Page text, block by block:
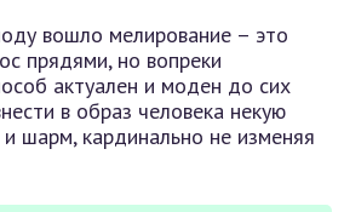
вошло мелирование – это
прядями, но вопреки
актуален и моден до сих
в образ человека некую
шарм, кардинально не изменяя